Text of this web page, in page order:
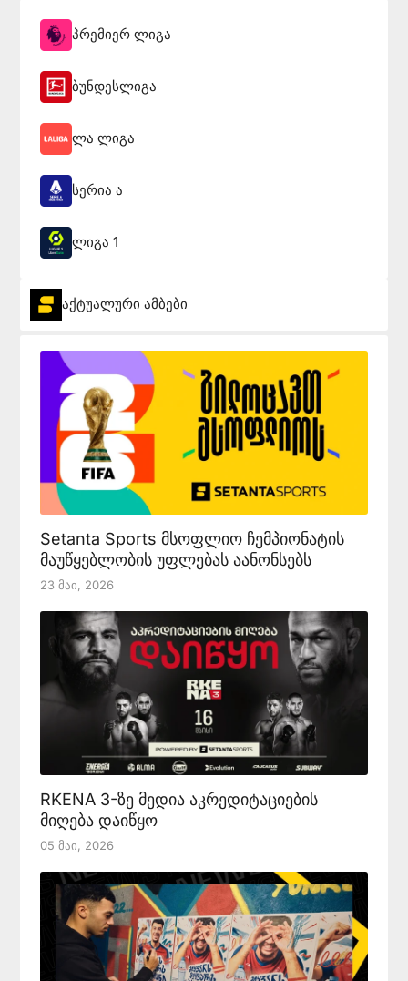
პრემიერ ლიგა
ბუნდესლიგა
ლა ლიგა
სერია ა
ლიგა 1
აქტუალური ამბები
Setanta Sports მსოფლიო ჩემპიონატის
მაუწყებლობის უფლებას აანონსებს
23 Მაი, 2026
RKENA 3-ზე მედია აკრედიტაციების
მიღება დაიწყო
05 Მაი, 2026